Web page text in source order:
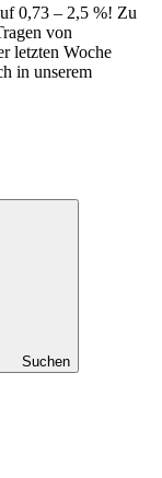
0,73 – 2,5 %! Zu
von
letzten Woche
in unserem
Suchen